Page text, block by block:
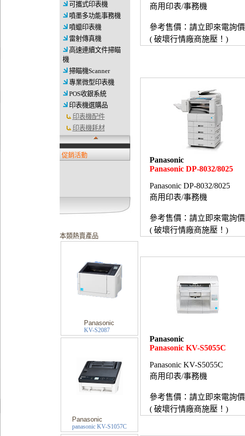
可攜式印表機
噴墨多功能事務機
噴蠟印表機
雷射傳真機
高速連續文件掃瞄
機
掃瞄機Scanner
專業微型印表機
POS收銀系統
印表機選購品
印表機配件
印表機耗材
促銷活動
本類熱賣產品
Panasonic
KV-S2087
Panasonic
panasonic KV-S1057C
商用印表/事務機
參考售價：請立即來電詢價
( 破壞行情廠商施壓！)
Panasonic
Panasonic DP-8032/8025
Panasonic DP-8032/8025
商用印表/事務機
參考售價：請立即來電詢價
( 破壞行情廠商施壓！)
Panasonic
Panasonic KV-S5055C
Panasonic KV-S5055C
商用印表/事務機
參考售價：請立即來電詢價
( 破壞行情廠商施壓！)